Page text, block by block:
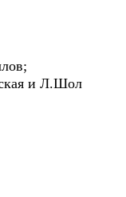
и Л.Шол